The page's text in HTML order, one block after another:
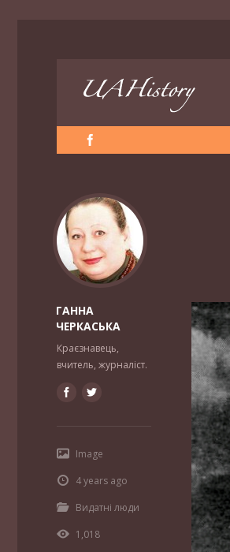
ГАННА
ЧЕРКАСЬКА
Краєзнавець,
вчитель, журналіст.
Image
4 years ago
Видатні люди
1,018